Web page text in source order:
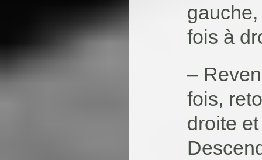
fois à
–
fois,
droite